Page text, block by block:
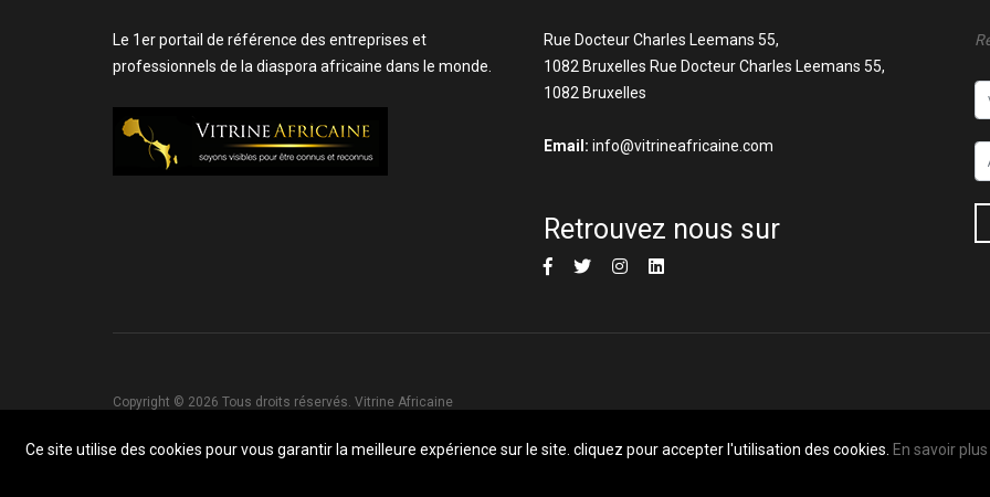
Ce site utilise des cookies pour vous garantir la meilleure expérience sur le site. cliquez pour accepter l'utilisation des cookies. En savoir plus
Le 1er portail de référence des entreprises et
professionnels de la diaspora africaine dans le monde.
Rue Docteur Charles Leemans 55,
1082 Bruxelles Rue Docteur Charles Leemans 55,
1082 Bruxelles
Email: info@vitrineafricaine.com
Retrouvez nous sur
Copyright © 2026 Tous droits réservés. Vitrine Africaine